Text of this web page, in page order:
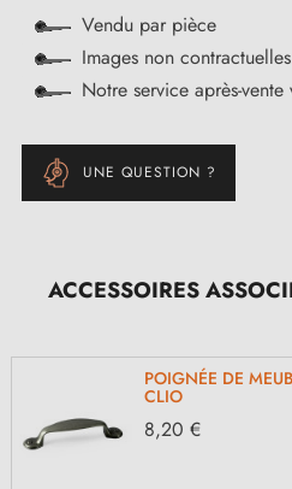
Vendu par pièce
Images non contractuelles
Notre service après-
UNE QUESTION ?
ACCESSOIRES
POIGNÉE DE
CLIO
8,20 €